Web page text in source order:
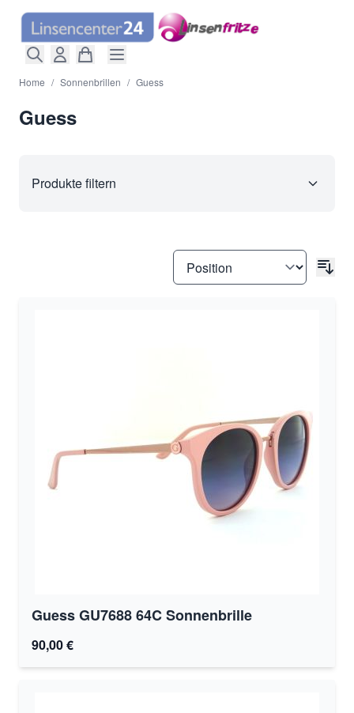
Direkt zum Inhalt
Home / Sonnenbrillen / Guess
Guess
Produkte filtern
Guess GU7688 64C Sonnenbrille
90,00 €